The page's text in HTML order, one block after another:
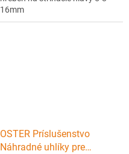
16mm
OSTER Príslušenstvo
Náhradné uhlíky pre